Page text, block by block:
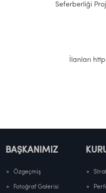
Seferberliği
İlanları
BAŞKANIMIZ
Özgeçmiş
Fotoğraf Galerisi